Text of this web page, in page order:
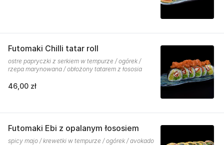
Futomaki Chilli tatar roll
ostre papryczki z serkiem w tempurze / ogórek /
rzepa marynowana / obłożony tatarem z łososia
46,00 zł
Futomaki Ebi z opalanym łososiem
spicy majo / krewetki w tempurze / ogórek / avokado